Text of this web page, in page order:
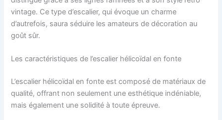
vintage. Ce type d’escalier, qui évoque un charme
d’autrefois, saura séduire les amateurs de décoration au
goût sûr.
Les caractéristiques de l’escalier hélicoïdal en fonte
L’escalier hélicoïdal en fonte est composé de matériaux de
qualité, offrant non seulement une esthétique indéniable,
mais également une solidité à toute épreuve.